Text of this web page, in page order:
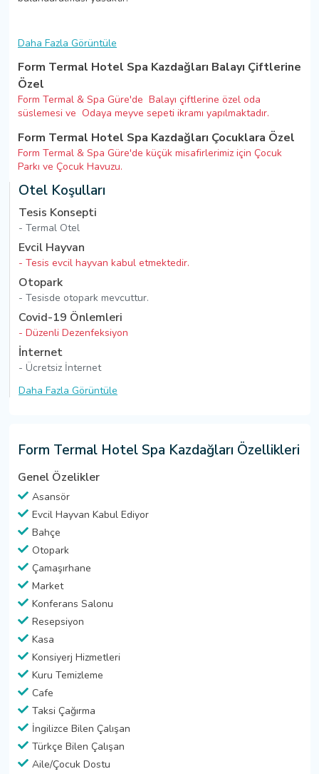
Daha Fazla Görüntüle
Form Termal Hotel Spa Kazdağları Balayı Çiftlerine
Özel
Form Termal & Spa Güre'de Balayı çiftlerine özel oda
süslemesi ve Odaya meyve sepeti ikramı yapılmaktadır.
Form Termal Hotel Spa Kazdağları Çocuklara Özel
Form Termal & Spa Güre'de küçük misafirlerimiz için Çocuk
Parkı ve Çocuk Havuzu.
Otel Koşulları
Tesis Konsepti
- Termal Otel
Evcil Hayvan
- Tesis evcil hayvan kabul etmektedir.
Otopark
- Tesisde otopark mevcuttur.
Covid-19 Önlemleri
- Düzenli Dezenfeksiyon
İnternet
- Ücretsiz İnternet
Daha Fazla Görüntüle
Form Termal Hotel Spa Kazdağları Özellikleri
Genel Özelikler
Asansör
Evcil Hayvan Kabul Ediyor
Bahçe
Otopark
Çamaşırhane
Market
Konferans Salonu
Resepsiyon
Kasa
Konsiyerj Hizmetleri
Kuru Temizleme
Cafe
Taksi Çağırma
İngilizce Bilen Çalışan
Türkçe Bilen Çalışan
Aile/Çocuk Dostu